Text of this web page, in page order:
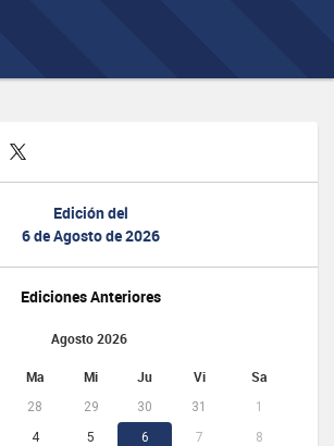
Edición del
6 de Agosto de 2026
Ediciones Anteriores
Agosto 2026
Ma Mi Ju Vi Sa
28 29 30 31
1
4 5 6 7
8